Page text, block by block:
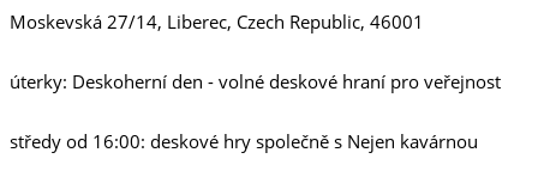
Moskevská 27/14, Liberec, Czech Republic, 46001
úterky: Deskoherní den - volné deskové hraní pro veřejnost
středy od 16:00: deskové hry společně s Nejen kavárnou